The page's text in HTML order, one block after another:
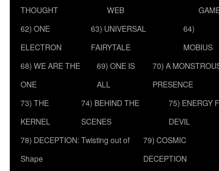
THOUGHT
WEB
62) ONE
ELECTRON
63) UNIVERSAL
FAIRYTALE
64)
MOBIUS
68) WE ARE THE
ONE
69) ONE IS
ALL
70) A
PRESENCE
73) THE
KERNEL
74) BEHIND THE
SCENES
75) ENERGY
DEVIL
78) DECEPTION: Twisting out of
Shape
79) COSMIC
DECEPTION